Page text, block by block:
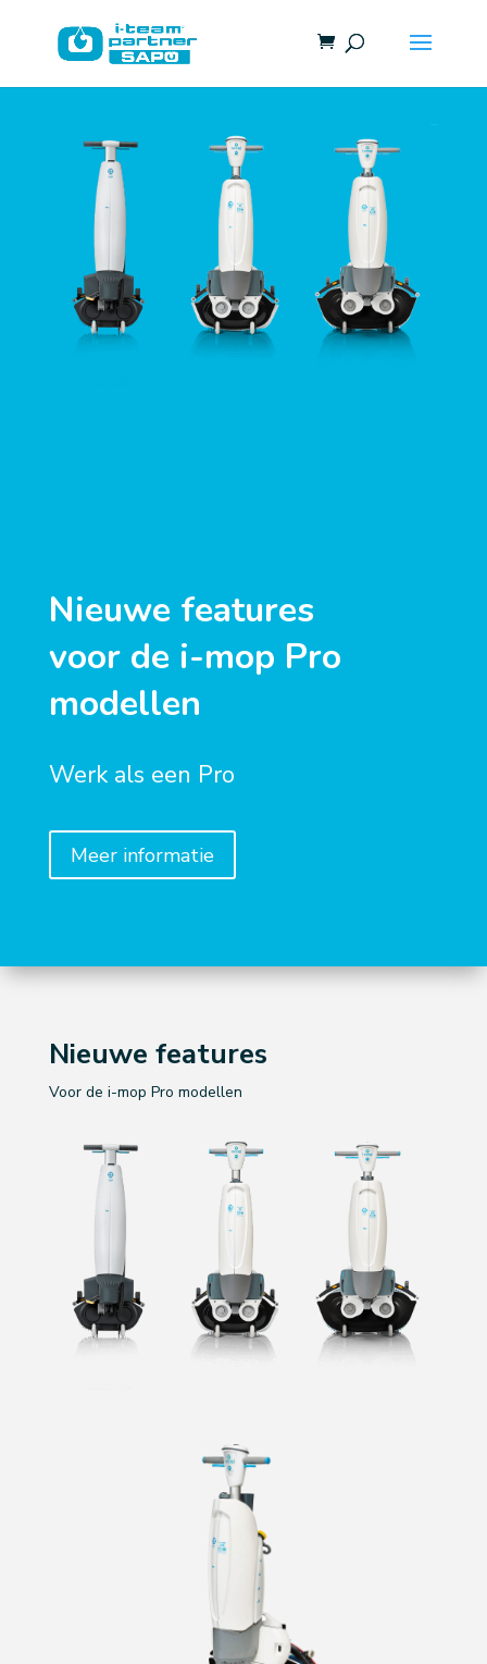
Nieuwe features
voor de i-mop Pro
modellen
Werk als een Pro
Meer informatie
Nieuwe features
Voor de i-mop Pro modellen